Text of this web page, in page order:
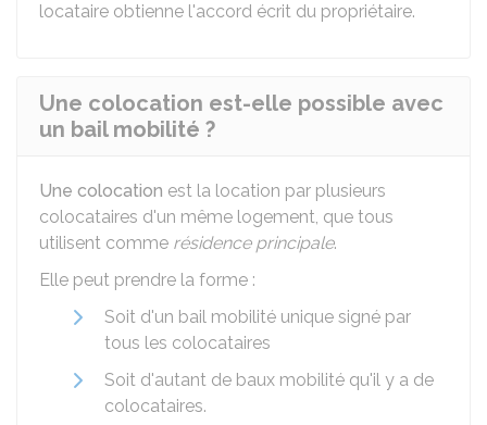
locataire obtienne l'accord écrit du propriétaire.
Une colocation est-elle possible avec
un bail mobilité ?
Une colocation est la location par plusieurs
colocataires d'un même logement, que tous
utilisent comme résidence principale.
Elle peut prendre la forme :
Soit d'un bail mobilité unique signé par
tous les colocataires
Soit d'autant de baux mobilité qu'il y a de
colocataires.